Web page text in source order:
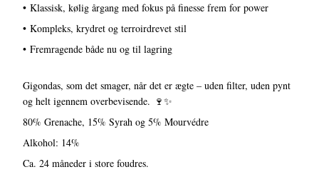
• Klassisk, kølig årgang med fokus på finesse frem for power
• Kompleks, krydret og terroirdrevet stil
• Fremragende både nu og til lagring
Gigondas, som det smager, når det er ægte – uden filter, uden pynt
og helt igennem overbevisende. 🍷✨
80% Grenache, 15% Syrah og 5% Mourvédre
Alkohol: 14%
Ca. 24 måneder i store foudres.